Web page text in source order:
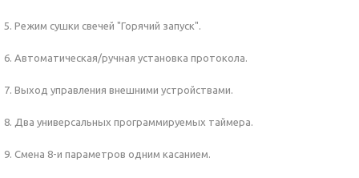
5. Режим сушки свечей "Горячий запуск".
6. Автоматическая/ручная установка протокола.
7. Выход управления внешними устройствами.
8. Два универсальных программируемых таймера.
9. Смена 8-и параметров одним касанием.